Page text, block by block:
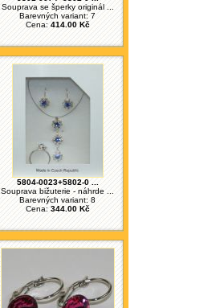
Souprava se šperky originál ...
Barevných variant: 7
Cena: 414.00 Kč
5804-0023+5802-0 ...
Souprava bižuterie - náhrde ...
Barevných variant: 8
Cena: 344.00 Kč